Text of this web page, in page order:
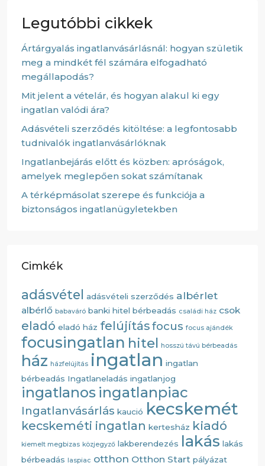
Legutóbbi cikkek
Ártárgyalás ingatlanvásárlásnál: hogyan születik
meg a mindkét fél számára elfogadható
megállapodás?
Mit jelent a vételár, és hogyan alakul ki egy
ingatlan valódi ára?
Adásvételi szerződés kitöltése: a legfontosabb
tudnivalók ingatlanvásárlóknak
Ingatlanbejárás előtt és közben: apróságok,
amelyek meglepően sokat számítanak
A térképmásolat szerepe és funkciója a
biztonságos ingatlanügyletekben
Cimkék
adásvétel adásvételi szerződés albérlet
albérlő babaváró banki hitel bérbeadás családi ház csok
eladó eladó ház felújításfocus focus ajándék
focusingatlan hitel hosszú távú bérbeadás
ház házfelújítás ingatlan ingatlan
bérbeadás Ingatlaneladás ingatlanjog
ingatlanos ingatlanpiac
Ingatlanvásárlás kaució kecskemét
kecskeméti ingatlan kertesház kiadó
kiemelt megbizas közjegyző lakberendezés lakás lakás
bérbeadás
laspiac otthon Otthon Start pályázat